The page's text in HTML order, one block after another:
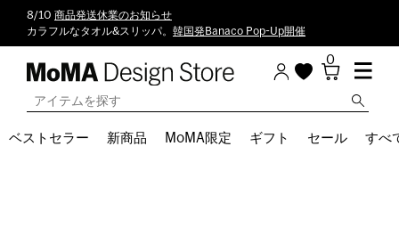
8/10 商品発送休業のお知らせ
カラフルなタオル&スリッパ。 韓国発Banaco Pop-Up開催
0
ベストセラー 新商品 MoMA限定 ギフト セール すべ